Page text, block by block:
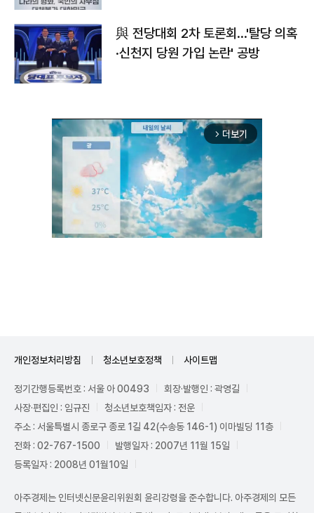
與 전당대회 2차 토론회…'탈당 의혹
·신천지 당원 가입 논란' 공방
arrow_forward_ios 더보기
개인정보처리방침 청소년보호정책 사이트맵
정기간행등록번호 : 서울 아 00493
회장·발행인 : 곽영길
사장·편집인 : 임규진
청소년보호책임자 : 전운
주소 : 서울특별시 종로구 종로 1길 42(수송동 146-1) 이마빌딩 11층
전화 : 02-767-1500
발행일자 : 2007년 11월 15일
등록일자 : 2008년 01월10일
아주경제는 인터넷신문윤리위원회 윤리강령을 준수합니다. 아주경제의 모든